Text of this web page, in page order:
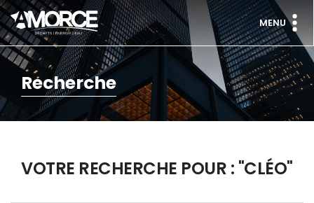
MENU
Recherche
VOTRE RECHERCHE POUR : "CLÉO"